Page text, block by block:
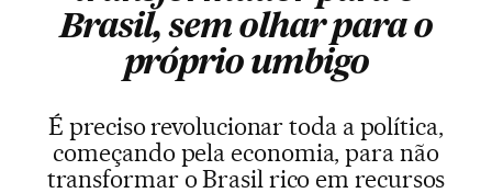
Brasil, sem olhar para o
próprio umbigo
É preciso revolucionar toda a política,
começando pela economia, para não
transformar o Brasil rico em recursos